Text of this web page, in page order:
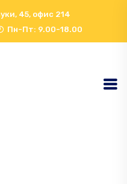
45, офис 214
Пн-Пт: 9.00-18.00